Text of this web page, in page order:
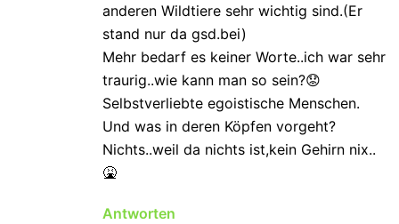
anderen Wildtiere sehr wichtig sind.(Er
stand nur da gsd.bei)
Mehr bedarf es keiner Worte..ich war sehr
traurig..wie kann man so sein?😟
Selbstverliebte egoistische Menschen.
Und was in deren Köpfen vorgeht?
Nichts..weil da nichts ist,kein Gehirn nix..
🤮
Antworten